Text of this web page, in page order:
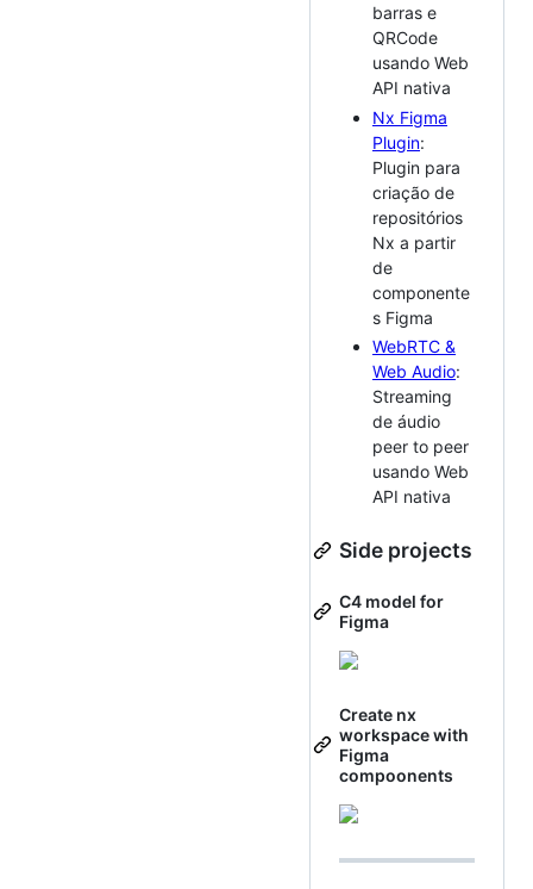
barras e
QRCode
usando Web
API nativa
Nx Figma
Plugin:
Plugin para
criação de
repositórios
Nx a partir
de
componente
s Figma
WebRTC &
Web Audio:
Streaming
de áudio
peer to peer
usando Web
API nativa
Side projects
C4 model for
Figma
Create nx
workspace with
Figma
compoonents